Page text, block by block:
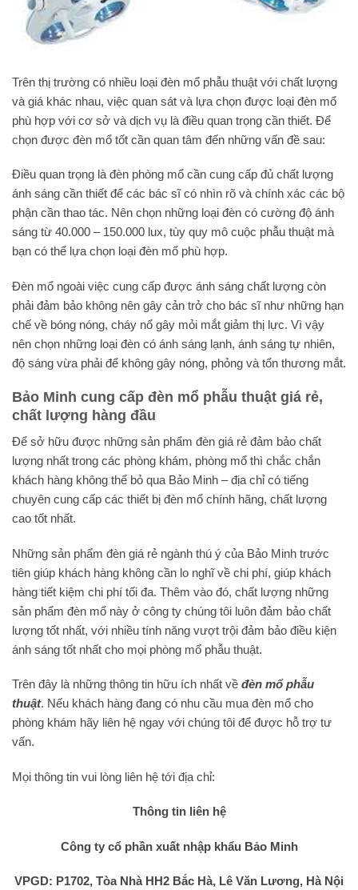
Trên thị trường có nhiều loại đèn mổ phẫu thuật với chất lượng
và giá khác nhau, việc quan sát và lựa chọn được loại đèn mổ
phù hợp với cơ sở và dịch vụ là điều quan trọng cần thiết. Để
chọn được đèn mổ tốt cần quan tâm đến những vấn đề sau:
Điều quan trọng là đèn phòng mổ cần cung cấp đủ chất lượng
ánh sáng cần thiết để các bác sĩ có nhìn rõ và chính xác các bộ
phận cần thao tác. Nên chọn những loại đèn có cường độ ánh
sáng từ 40.000 – 150.000 lux, tùy quy mô cuộc phẫu thuật mà
bạn có thể lựa chọn loại đèn mổ phù hợp.
Đèn mổ ngoài việc cung cấp được ánh sáng chất lượng còn
phải đảm bảo không nên gây cản trở cho bác sĩ như những hạn
chế về bóng nóng, cháy nổ gây mỏi mắt giảm thị lực. Vì vậy
nên chọn những loại đèn có ánh sáng lạnh, ánh sáng tự nhiên,
độ sáng vừa phải để không gây nóng, phỏng và tổn thương mắt.
Bảo Minh cung cấp đèn mổ phẫu thuật giá rẻ,
chất lượng hàng đầu
Để sở hữu được những sản phẩm đèn giá rẻ đảm bảo chất
lượng nhất trong các phòng khám, phòng mổ thì chắc chắn
khách hàng không thể bỏ qua Bảo Minh – địa chỉ có tiếng
chuyên cung cấp các thiết bị đèn mổ chính hãng, chất lượng
cao tốt nhất.
Những sản phẩm đèn giá rẻ ngành thú ý của Bảo Minh trước
tiên giúp khách hàng không cần lo nghĩ về chi phí, giúp khách
hàng tiết kiệm chi phí tối đa. Thêm vào đó, chất lượng những
sản phẩm đèn mổ này ở công ty chúng tôi luôn đảm bảo chất
lượng tốt nhất, với nhiều tính năng vượt trội đảm bảo điều kiện
ánh sáng tốt nhất cho mọi phòng mổ phẫu thuật.
Trên đây là những thông tin hữu ích nhất về đèn mổ phẫu
thuật. Nếu khách hàng đang có nhu cầu mua đèn mổ cho
phòng khám hãy liên hệ ngay với chúng tôi để được hỗ trợ tư
vấn.
Mọi thông tin vui lòng liên hệ tới địa chỉ:
Thông tin liên hệ
Công ty cổ phần xuất nhập khẩu Bảo Minh
VPGD: P1702, Tòa Nhà HH2 Bắc Hà, Lê Văn Lương, Hà Nội​